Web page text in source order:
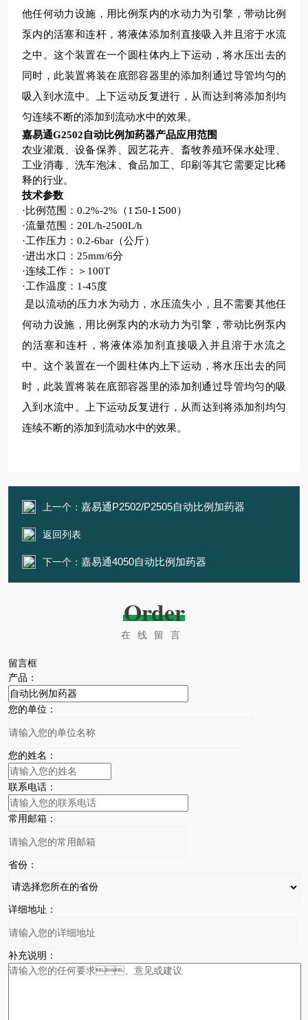
他任何动力设施，用比例泵内的水动力为引擎，带动比例
泵内的活塞和连杆，将液体添加剂直接吸入并且溶于水流
之中。这个装置在一个圆柱体内上下运动，将水压出去的
同时，此装置将装在底部容器里的添加剂通过导管均匀的
吸入到水流中。上下运动反复进行，从而达到将添加剂均
匀连续不断的添加到流动水中的效果。
嘉易通G2502自动比例加药器产品应用范围
农业灌溉、设备保养、园艺花卉、畜牧养殖环保水处理、
工业消毒、洗车泡沫、食品加工、印刷等其它需要定比稀
释的行业。
技术参数
·比例范围：0.2%-2%（1∶50-1∶500）
·流量范围：20L/h-2500L/h
·工作压力：0.2-6bar（公斤）
·进出水口：25mm/6分
·连续工作：＞100T
·工作温度：1-45度
是以流动的压力水为动力，水压流失小，且不需要其他任
何动力设施，用比例泵内的水动力为引擎，带动比例泵内
的活塞和连杆，将液体添加剂直接吸入并且溶于水流之
中。这个装置在一个圆柱体内上下运动，将水压出去的同
时，此装置将装在底部容器里的添加剂通过导管均匀的吸
入到水流中。上下运动反复进行，从而达到将添加剂均匀
连续不断的添加到流动水中的效果。
上一个： 嘉易通P2502/P2505自动比例加药器
返回列表
下一个： 嘉易通4050自动比例加药器
Order
在线留言
留言框
产品：
您的单位：
您的姓名：
联系电话：
常用邮箱：
省份：
详细地址：
补充说明：